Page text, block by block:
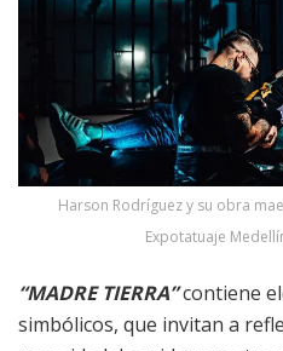
Harson Rodríguez y su obra
Expotatuaje
“MADRE TIERRA”contiene
simbólicos, que invitan a